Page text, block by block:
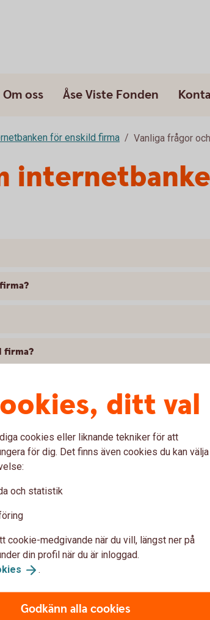
Om oss Åse Viste Fonden
för enskild firma Vanliga frågor
firma?
mig som kund?
internetbanken för enskild firma?
till internetbanken för enskild firma?
med insättningsuppgifterna om jag
gjorda, i privatdelen eller företagsdelen av
ditt val
cookies eller liknande tekniker för att
för dig. Det finns även cookies du kan
och statistik
cookie-medgivande när du vill, längst ner på
din profil när du är inloggad.
.
Godkänn alla cookies